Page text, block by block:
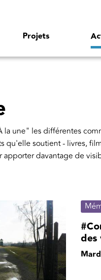
Projets
la une" les différentes
qu'elle soutient - livres,
apporter davantage de
des